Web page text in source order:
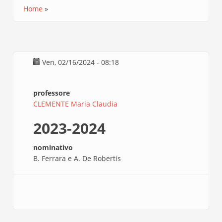
Home
Ven, 02/16/2024 - 08:18
professore
CLEMENTE Maria Claudia
2023-2024
nominativo
B. Ferrara e A. De Robertis